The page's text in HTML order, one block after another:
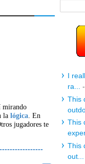
mirando
lalógica. En
jugadores te
I
ra...
This
This
This
out...